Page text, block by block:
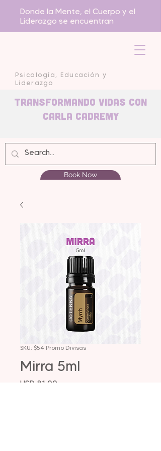
Psicología, Educación y
Liderazgo
Donde la Mente, el Cuerpo y el
Liderazgo se encuentran
Transformando Vidas con
carla Cadremy
Book Now
SKU: $54 Promo Divisas
Mirra 5ml
USD 81,00